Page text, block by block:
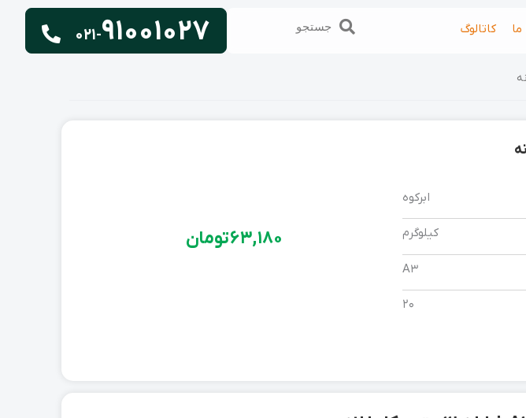
کاتالوگ جستجوجستجو 021-91001027
ابرکوه
کیلوگرم
A3
20
63,180تومان